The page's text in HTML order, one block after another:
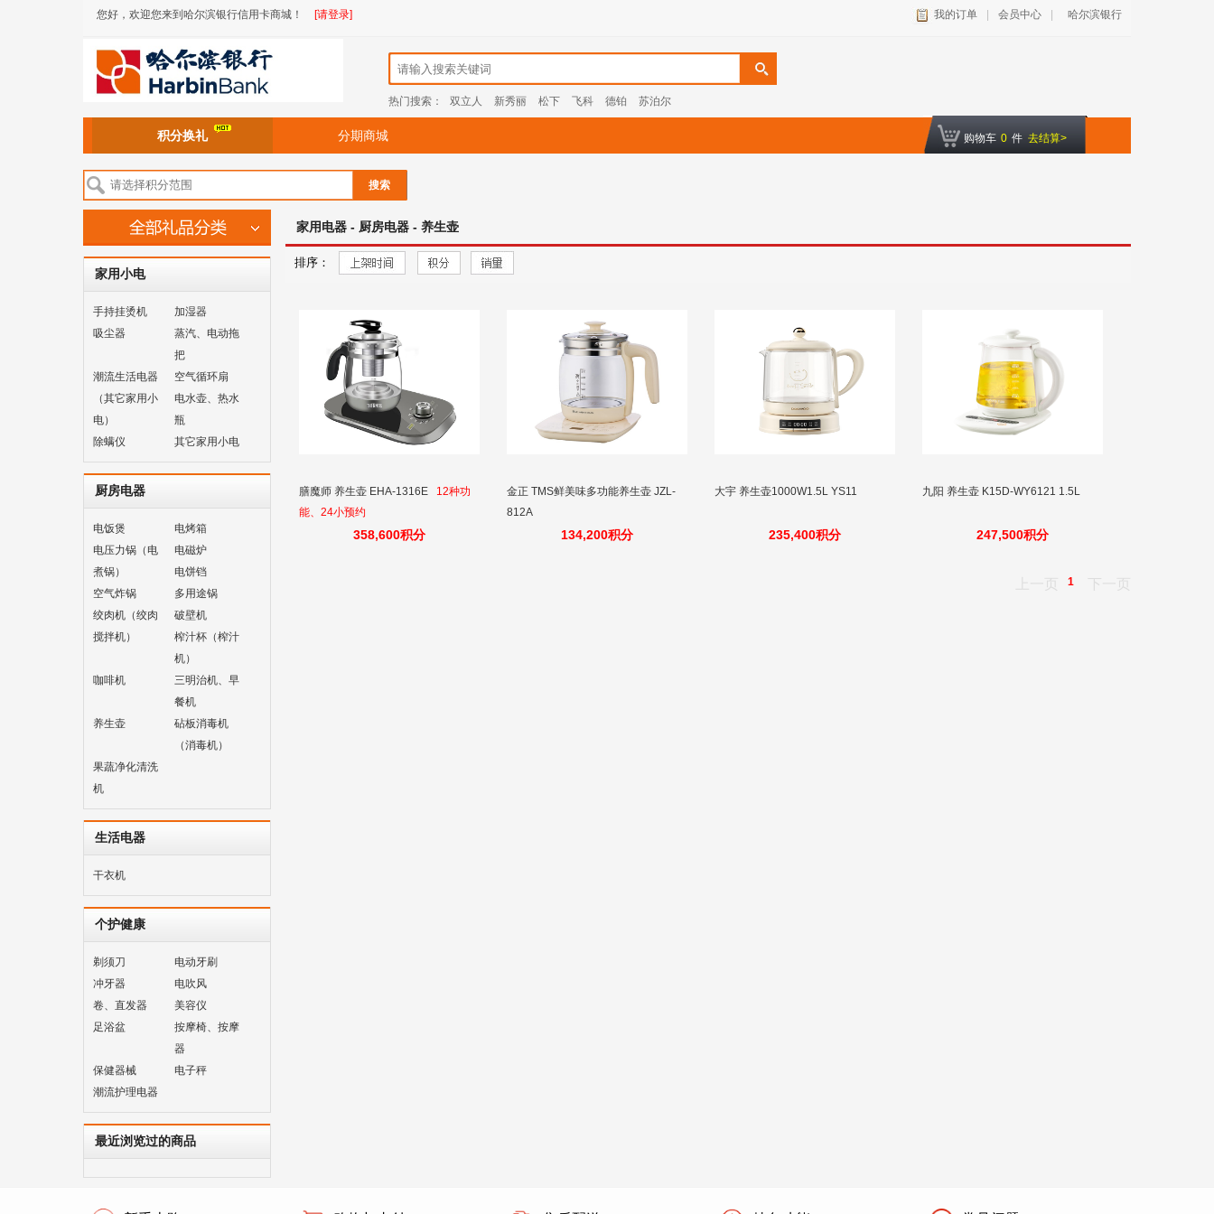
您好，欢迎您来到哈尔滨银行信用卡商城！ [请登录] 我的订单 会员中心 哈尔滨银行
热门搜索： 双立人 新秀丽 松下 飞科 德铂 苏泊尔
积分换礼 分期商城 购物车 0 件 去结算>
搜索
家用小电
手持挂烫机
加湿器
吸尘器
蒸汽、电动拖
把
潮流生活电器
（其它家用小
电）
空气循环扇
电水壶、热水
瓶
除螨仪
其它家用小电
厨房电器
电饭煲
电烤箱
电压力锅（电
煮锅）
电磁炉
电饼铛
空气炸锅
多用途锅
绞肉机（绞肉
搅拌机）
破壁机
榨汁杯（榨汁
机）
咖啡机
三明治机、早
餐机
养生壶
砧板消毒机
（消毒机）
果蔬净化清洗
机
生活电器
干衣机
个护健康
剃须刀
电动牙刷
冲牙器
电吹风
卷、直发器
美容仪
足浴盆
按摩椅、按摩
器
保健器械
电子秤
潮流护理电器
最近浏览过的商品
家用电器 - 厨房电器 - 养生壶
排序：
膳魔师 养生壶 EHA-1316E
12种功
能、24小预约
358,600积分
金正 TMS鲜美味多功能养生壶 JZL-
812A
134,200积分
大宇 养生壶1000W1.5L YS11
235,400积分
九阳 养生壶 K15D-WY6121 1.5L
247,500积分
上一页 1 下一页